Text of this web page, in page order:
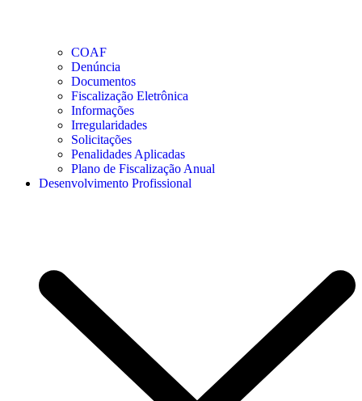
COAF
Denúncia
Documentos
Fiscalização Eletrônica
Informações
Irregularidades
Solicitações
Penalidades Aplicadas
Plano de Fiscalização Anual
Desenvolvimento Profissional